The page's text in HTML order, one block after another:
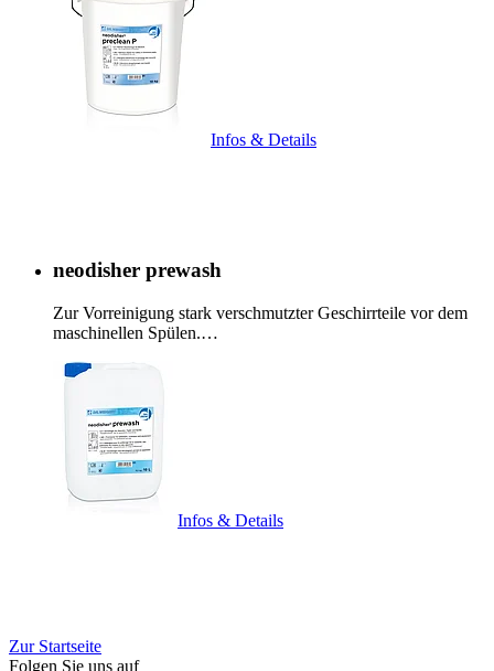
Infos & Details
neodisher prewash
Zur Vorreinigung stark verschmutzter Geschirrteile vor dem
maschinellen Spülen.…
Infos & Details
Zur Startseite
Folgen Sie uns auf